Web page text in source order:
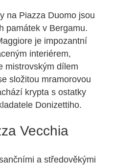
na Piazza Duomo jsou
památek v Bergamu.
je impozantní
interiérem,
mistrovským dílem
složitou mramorovou
krypta s ostatky
Donizettiho.
Vecchia
a středověkými